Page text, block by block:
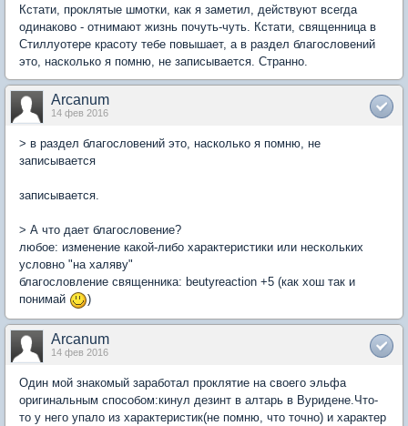
Кстати, проклятые шмотки, как я заметил, действуют всегда
одинаково - отнимают жизнь почуть-чуть. Кстати, священница в
Стиллуотере красоту тебе повышает, а в раздел благословений
это, насколько я помню, не записывается. Странно.
Arcanum
14 фев 2016
> в раздел благословений это, насколько я помню, не
записывается
записывается.
> А что дает благословение?
любое: изменение какой-либо характеристики или нескольких
условно "на халяву"
благословление священника: beutyreaction +5 (как хош так и
понимай
)
Arcanum
14 фев 2016
Один мой знакомый заработал проклятие на своего эльфа
оригинальным способом:кинул дезинт в алтарь в Вуридене.Что-
то у него упало из характеристик(не помню, что точно) и характер